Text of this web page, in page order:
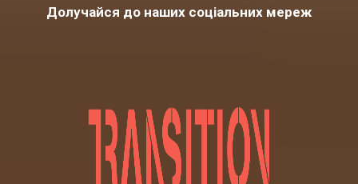
Долучайся до наших соціальних мереж